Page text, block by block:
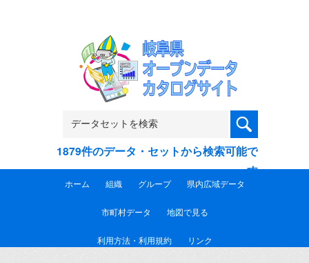
1879件のデータ・セットから検索可能で
す
ホーム 組織 グループ 県内広域データ
市町村データ 地図で見る
利用方法・利用規約 リンク